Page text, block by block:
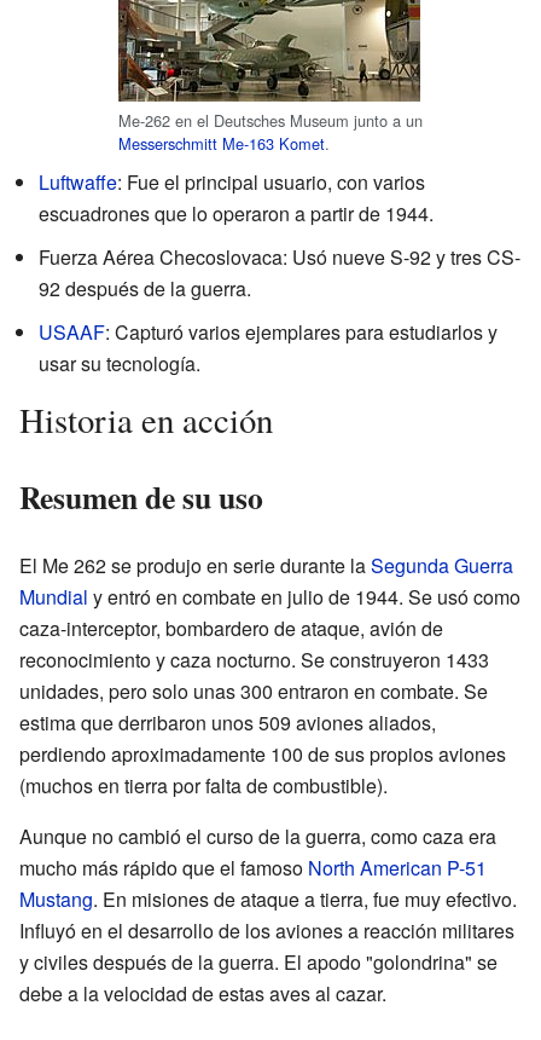
Me-262 en el Deutsches Museum junto a un
Messerschmitt Me-163 Komet.
Luftwaffe: Fue el principal usuario, con varios
escuadrones que lo operaron a partir de 1944.
Fuerza Aérea Checoslovaca: Usó nueve S-92 y tres CS-
92 después de la guerra.
USAAF: Capturó varios ejemplares para estudiarlos y
usar su tecnología.
Historia en acción
Resumen de su uso
El Me 262 se produjo en serie durante laSegunda Guerra
Mundial y entró en combate en julio de 1944. Se usó como
caza-interceptor, bombardero de ataque, avión de
reconocimiento y caza nocturno. Se construyeron 1433
unidades, pero solo unas 300 entraron en combate. Se
estima que derribaron unos 509 aviones aliados,
perdiendo aproximadamente 100 de sus propios aviones
(muchos en tierra por falta de combustible).
Aunque no cambió el curso de la guerra, como caza era
mucho más rápido que el famoso North American P-51
Mustang. En misiones de ataque a tierra, fue muy efectivo.
Influyó en el desarrollo de los aviones a reacción militares
y civiles después de la guerra. El apodo "golondrina" se
debe a la velocidad de estas aves al cazar.